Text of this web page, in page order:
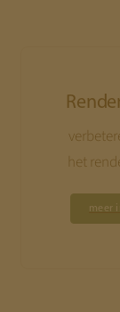
het
meer